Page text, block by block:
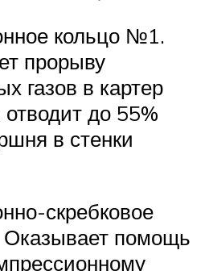
кольцо №1.
прорыву
газов в картер
отводит до 55%
в стенки
скребковое
помощь